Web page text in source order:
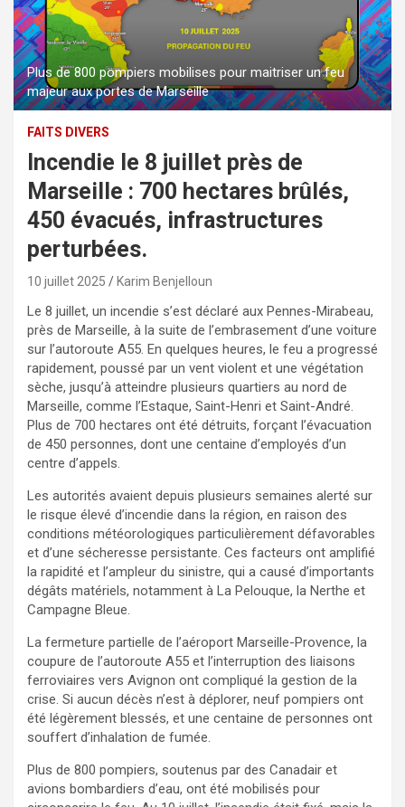
Plus de 800 pompiers mobilises pour maitriser un feu
majeur aux portes de Marseille
FAITS DIVERS
Incendie le 8 juillet près de
Marseille : 700 hectares brûlés,
450 évacués, infrastructures
perturbées.
10 juillet 2025 Karim Benjelloun
Le 8 juillet, un incendie s’est déclaré aux Pennes-Mirabeau,
près de Marseille, à la suite de l’embrasement d’une voiture
sur l’autoroute A55. En quelques heures, le feu a progressé
rapidement, poussé par un vent violent et une végétation
sèche, jusqu’à atteindre plusieurs quartiers au nord de
Marseille, comme l’Estaque, Saint-Henri et Saint-André.
Plus de 700 hectares ont été détruits, forçant l’évacuation
de 450 personnes, dont une centaine d’employés d’un
centre d’appels.
Les autorités avaient depuis plusieurs semaines alerté sur
le risque élevé d’incendie dans la région, en raison des
conditions météorologiques particulièrement défavorables
et d’une sécheresse persistante. Ces facteurs ont amplifié
la rapidité et l’ampleur du sinistre, qui a causé d’importants
dégâts matériels, notamment à La Pelouque, la Nerthe et
Campagne Bleue.
La fermeture partielle de l’aéroport Marseille-Provence, la
coupure de l’autoroute A55 et l’interruption des liaisons
ferroviaires vers Avignon ont compliqué la gestion de la
crise. Si aucun décès n’est à déplorer, neuf pompiers ont
été légèrement blessés, et une centaine de personnes ont
souffert d’inhalation de fumée.
Plus de 800 pompiers, soutenus par des Canadair et
avions bombardiers d’eau, ont été mobilisés pour